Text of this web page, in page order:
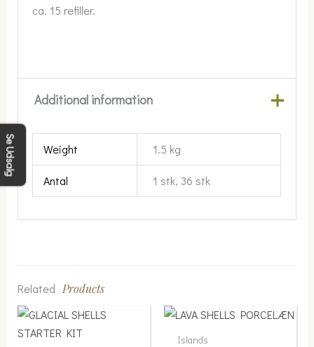
ca. 15 refiller.
Additional information
Weight 1.5 kg
Antal 1 stk, 36 stk
Related Products
Islands
Se Udsalg